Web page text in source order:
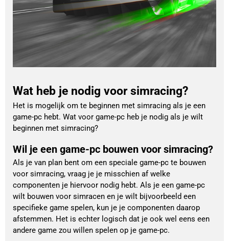
Wat heb je nodig voor simracing?
Het is mogelijk om te beginnen met simracing als je een
game-pc hebt. Wat voor game-pc heb je nodig als je wilt
beginnen met simracing?
Wil je een game-pc bouwen voor simracing?
Als je van plan bent om een speciale game-pc te bouwen
voor simracing, vraag je je misschien af welke
componenten je hiervoor nodig hebt. Als je een game-pc
wilt bouwen voor simracen en je wilt bijvoorbeeld een
specifieke game spelen, kun je je componenten daarop
afstemmen. Het is echter logisch dat je ook wel eens een
andere game zou willen spelen op je game-pc.